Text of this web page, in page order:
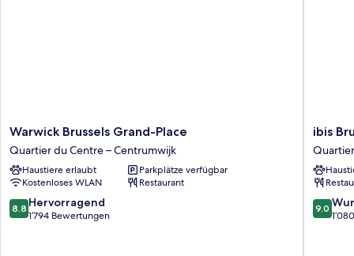
Warwick
Brussels
Grand-
Place
Quartier
du
Centre
Warwick Brussels Grand-Place
Quartier du Centre – Centrumwijk
Haustiere erlaubt
Parkplätze verfügbar
Kostenloses WLAN
Restaurant
8.8
von
8.8 Hervorragend
1’794 Bewertungen
ibis
Brussels
off
Grand
Place
Quartier
du
ibis
9.0
von
9.0